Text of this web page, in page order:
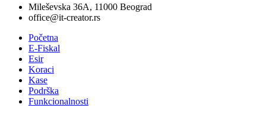
Mileševska 36A, 11000 Beograd
office@it-creator.rs
Početna
E-Fiskal
Esir
Koraci
Kase
Podrška
Funkcionalnosti